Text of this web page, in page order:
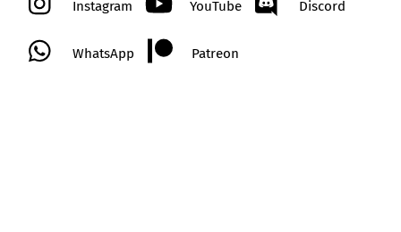
Instagram YouTube Discord
WhatsApp Patreon